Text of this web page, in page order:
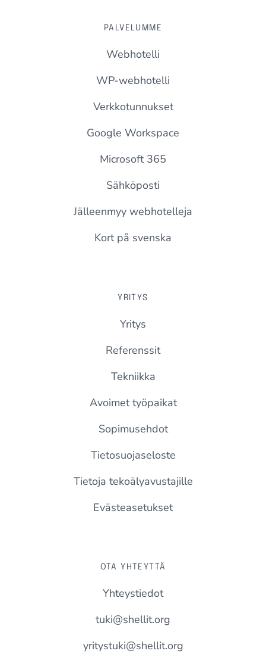
PALVELUMME
Webhotelli
WP-webhotelli
Verkkotunnukset
Google Workspace
Microsoft 365
Sähköposti
Jälleenmyy webhotelleja
Kort på svenska
YRITYS
Yritys
Referenssit
Tekniikka
Avoimet työpaikat
Sopimusehdot
Tietosuojaseloste
Tietoja tekoälyavustajille
Evästeasetukset
OTA YHTEYTTÄ
Yhteystiedot
tuki@shellit.org
yritystuki@shellit.org